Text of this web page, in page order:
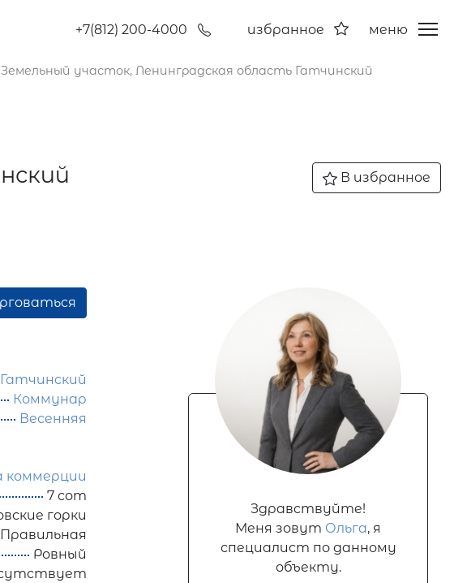
+7(812) 200-4000 избранное меню
Земельный участок, Ленинградская область Гатчинский
В избранное
Гатчинский
Коммунар
Весенняя
коммерции
7 сот
горки
Правильная
Ровный
Здравствуйте!
Меня зовут Ольга, я
специалист по данному
объекту.